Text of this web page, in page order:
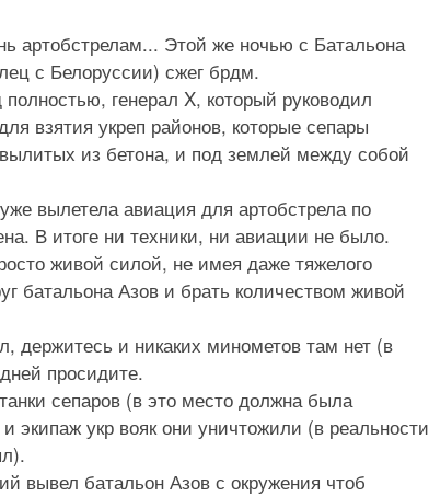
артобстрелам... Этой же ночью с Батальона
с Белоруссии) сжег брдм.
генерал X, который руководил
взятия укреп районов, которые сепары
из бетона, и под землей между собой
вылетела авиация для артобстрела по
В итоге ни техники, ни авиации не было.
живой силой, не имея даже тяжелого
батальона Азов и брать количеством живой
держитесь и никаких минометов там нет (в
просидите.
сепаров (в это место должна была
экипаж укр вояк они уничтожили (в реальности
вывел батальон Азов с окружения чтоб